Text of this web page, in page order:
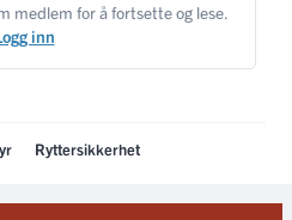
medlem for å fortsette og lese.
inn
Ryttersikkerhet